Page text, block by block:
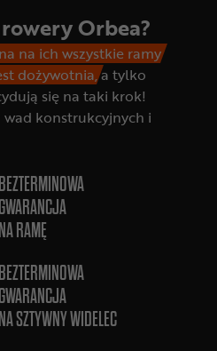
Orbea?
na ich wszystkie ramy
dożywotnia,a tylko
się na taki krok!
konstrukcyjnych i
BEZTERMINOWA
GWARANCJA
NA RAMĘ
BEZTERMINOWA
GWARANCJA
NA SZTYWNY WIDELEC